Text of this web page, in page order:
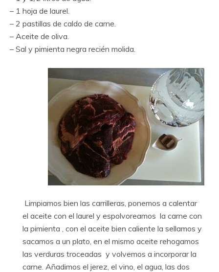
– 1 hoja de laurel.
– 2 pastillas de caldo de carne.
– Aceite de oliva.
– Sal y pimienta negra recién molida.
Limpiamos bien las carrilleras, ponemos a calentar
el aceite con el laurel y espolvoreamos la carne con
la pimienta , con el aceite bien caliente la sellamos y
sacamos a un plato, en el mismo aceite rehogamos
las verduras troceadas y volvemos a incorporar la
carne. Añadimos el jerez, el vino, el agua, las dos